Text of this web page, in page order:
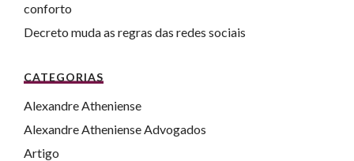
conforto
Decreto muda as regras das redes sociais
CATEGORIAS
Alexandre Atheniense
Alexandre Atheniense Advogados
Artigo